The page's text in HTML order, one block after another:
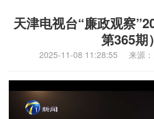
天津电视台“廉政观察
第365期）
2025-11-08 11:28:55 来源：